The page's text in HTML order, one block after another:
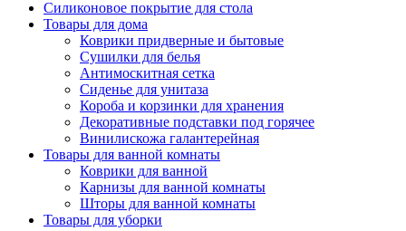
Силиконовое покрытие для стола
Товары для дома
Коврики придверные и бытовые
Сушилки для белья
Антимоскитная сетка
Сиденье для унитаза
Короба и корзинки для хранения
Декоративные подставки под горячее
Винилискожа галантерейная
Товары для ванной комнаты
Коврики для ванной
Карнизы для ванной комнаты
Шторы для ванной комнаты
Товары для уборки